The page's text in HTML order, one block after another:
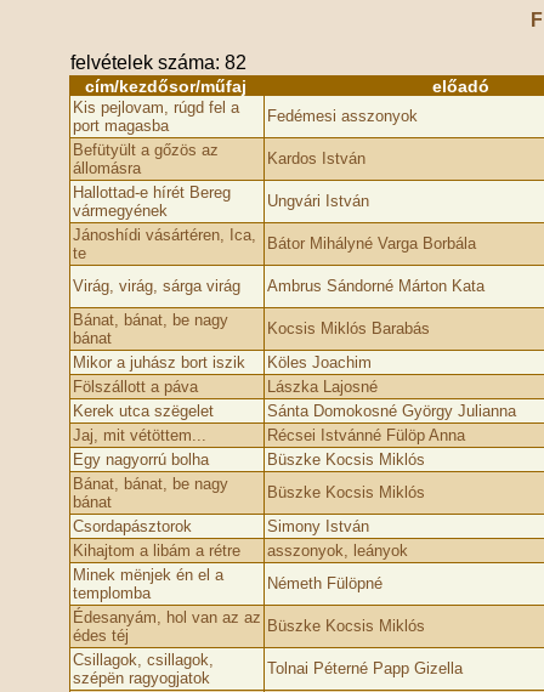
felvételek száma: 82
cím/kezdősor/műfaj előadó
Kis pejlovam, rúgd fel a
port magasba
Fedémesi asszonyok
Befütyült a gőzös az
állomásra
Kardos István
Hallottad-e hírét Bereg
vármegyének
Ungvári István
Jánoshídi vásártéren, Ica,
te
Bátor Mihályné Varga Borbála
Virág, virág, sárga virág
Ambrus Sándorné Márton Kata
Bánat, bánat, be nagy
bánat
Kocsis Miklós Barabás
Mikor a juhász bort iszik
Köles Joachim
Fölszállott a páva
Lászka Lajosné
Kerek utca szëgelet
Sánta Domokosné György Julianna
Jaj, mit vétöttem...
Récsei Istvánné Fülöp Anna
Egy nagyorrú bolha
Büszke Kocsis Miklós
Bánat, bánat, be nagy
bánat
Büszke Kocsis Miklós
Csordapásztorok
Simony István
Kihajtom a libám a rétre
asszonyok, leányok
Minek mënjek én el a
templomba
Németh Fülöpné
Édesanyám, hol van az az
édes téj
Büszke Kocsis Miklós
Csillagok, csillagok,
szépën ragyogjatok
Tolnai Péterné Papp Gizella